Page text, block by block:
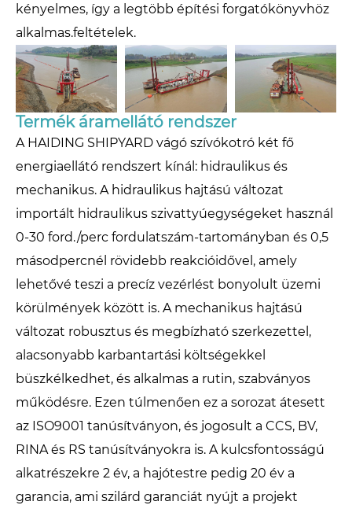
kényelmes, így a legtöbb építési forgatókönyvhöz
alkalmas.feltételek.
Termék áramellátó rendszer
A HAIDING SHIPYARD vágó szívókotró két fő
energiaellátó rendszert kínál: hidraulikus és
mechanikus. A hidraulikus hajtású változat
importált hidraulikus szivattyúegységeket használ
0-30 ford./perc fordulatszám-tartományban és 0,5
másodpercnél rövidebb reakcióidővel, amely
lehetővé teszi a precíz vezérlést bonyolult üzemi
körülmények között is. A mechanikus hajtású
változat robusztus és megbízható szerkezettel,
alacsonyabb karbantartási költségekkel
büszkélkedhet, és alkalmas a rutin, szabványos
működésre. Ezen túlmenően ez a sorozat átesett
az ISO9001 tanúsítványon, és jogosult a CCS, BV,
RINA és RS tanúsítványokra is. A kulcsfontosságú
alkatrészekre 2 év, a hajótestre pedig 20 év a
garancia, ami szilárd garanciát nyújt a projekt